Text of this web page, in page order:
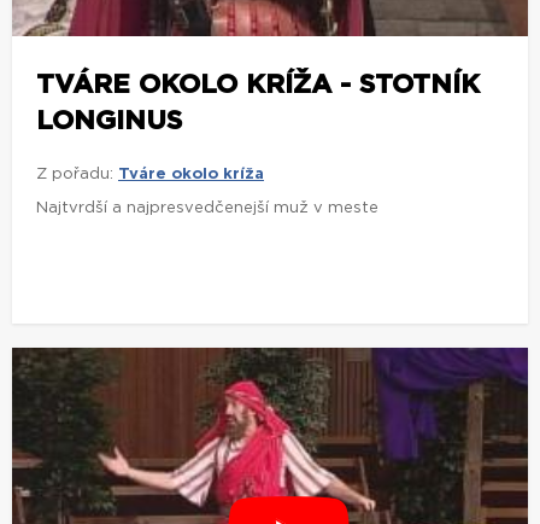
TVÁRE OKOLO KRÍŽA - STOTNÍK
LONGINUS
Z pořadu: Tváre okolo kríža
Najtvrdší a najpresvedčenejší muž v meste